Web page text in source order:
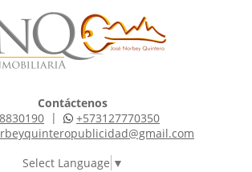
Contáctenos
8830190 |
+573127770350
Select Language ▼